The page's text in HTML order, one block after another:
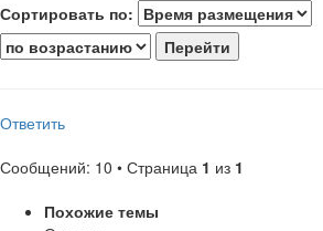
Сортировать по:
Ответить
Сообщений: 10 • Страница 1 из 1
Похожие темы